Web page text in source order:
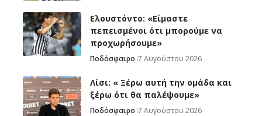
Ελουστόντο: «Είμαστε
πεπεισμένοι ότι μπορούμε να
προχωρήσουμε»
Ποδόσφαιρο 7 Αυγούστου 2026
Λίσι: « Ξέρω αυτή την ομάδα και
ξέρω ότι θα παλέψουμε»
Ποδόσφαιρο 7 Αυγούστου 2026